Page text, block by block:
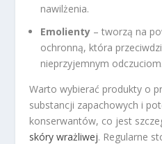
nawilżenia.
Emolienty – tworzą na
ochronną, która
nieprzyjemnym odczuciom.
Warto wybierać produkty o
substancji zapachowych i
konserwantów, co jest
skóry wrażliwej. Regularne